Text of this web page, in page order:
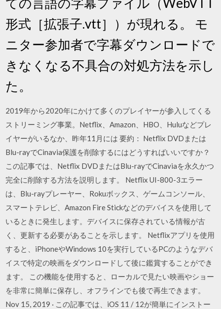
形式［拡張子.vtt］）が現れる。 モ
ニター参加者で字幕ダウンロードで
きなくなる不具合の対処方法を示し
た。
2019年から2020年にかけて多くのプレイヤーが参入してくる
ストリーミング事業。Netflix、Amazon、HBO、Huluなどプレ
イヤーがいるなか、昨年11月には 要約： Netflix DVDまたは
Blu-rayでCinavia保護を削除するにはどうすればいいですか？
この記事では、Netflix DVDまたはBlu-rayでCinaviaを永久かつ
完全に削除する方法を説明します。 Netflix UI-800-3エラー
は、Blu-rayプレーヤー、Rokuボックス、ゲームコンソール、
スマートテレビ、Amazon Fire Stickなどのデバイスを使用して
いるときに発生します。デバイスに保存されている情報が古
く、更新する必要があることを示します。 Netflixアプリを使用
すると、iPhoneやWindows 10を実行しているPCのようなデバ
イスで特定の映画をダウンロードして後に鑑賞することができ
ます。 この機能を使用すると、ローカルで見たい映画やショー
を非常に簡単に保存し、オフラインでも後で再生できます。
Nov 15, 2019 · この記事では、iOS 11 / 12が簡単にインストー